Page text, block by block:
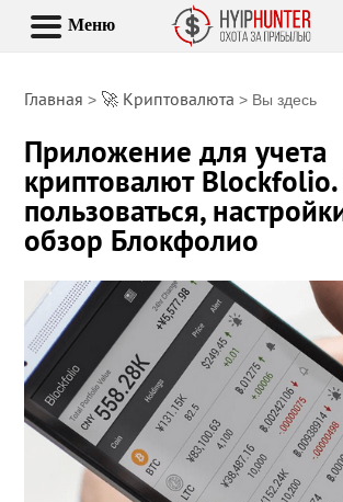
Главная > 🚀 Криптовалюта > Вы здесь
Приложение для учета
криптовалют
пользоваться,
обзор Блокфолио
Меню